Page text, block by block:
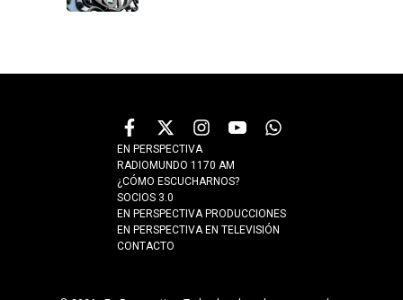
EN PERSPECTIVA
RADIOMUNDO 1170 AM
¿CÓMO ESCUCHARNOS?
SOCIOS 3.0
EN PERSPECTIVA PRODUCCIONES
EN PERSPECTIVA EN TELEVISIÓN
CONTACTO